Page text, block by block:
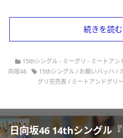
続きを読む
15thシングル - ミーグリ - ミートアン
向坂46
15thシングル / お願いバッハ /
グリ完売表 / ミートアンドグリ
日向坂46 14thシングル